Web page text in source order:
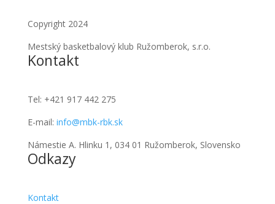
Copyright 2024
Mestský basketbalový klub Ružomberok, s.r.o.
Kontakt
Tel: +421 917 442 275
E-mail: info@mbk-rbk.sk
Námestie A. Hlinku 1, 034 01 Ružomberok, Slovensko
Odkazy
Kontakt